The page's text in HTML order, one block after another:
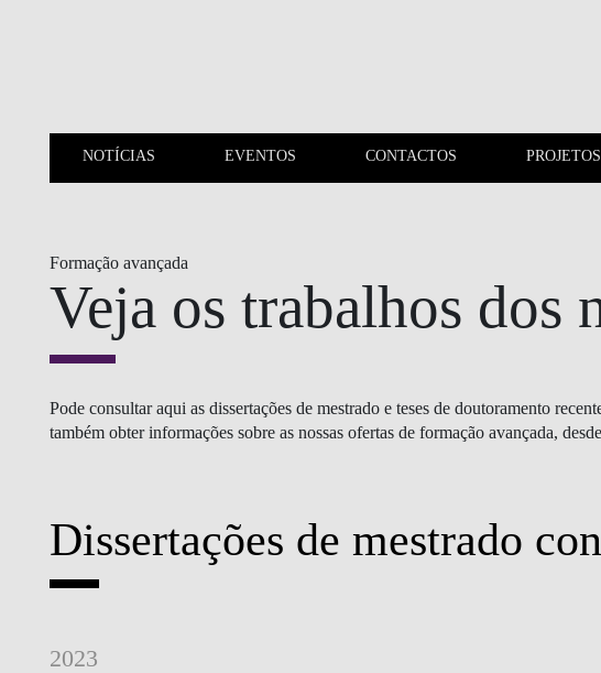
NOTÍCIAS EVENTOS CONTACTOS PROJETOS
Formação avançada
Veja os trabalhos dos
Pode consultar aqui as dissertações de mestrado e teses de doutoramento
também obter informações sobre as nossas ofertas de formação avançada,
Dissertações de mestrado
2023